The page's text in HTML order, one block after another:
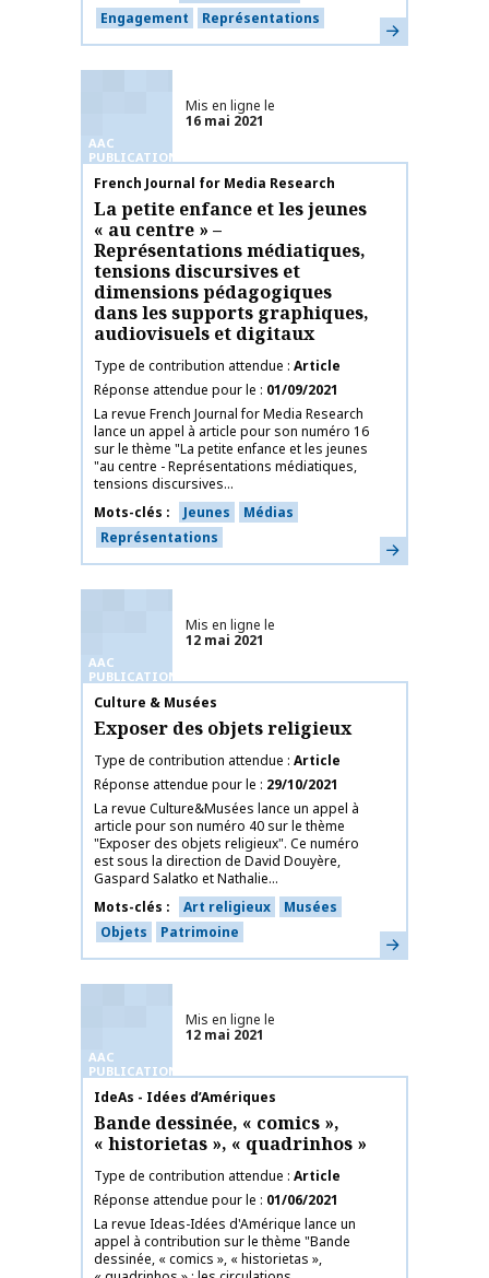
Engagement
Représentations En savoir plus
AAC
PUBLICATIONS
Mis en ligne le
16 mai 2021
Nom de la publication
French Journal for Media Research
La petite enfance et les jeunes
« au centre » –
Représentations médiatiques,
tensions discursives et
dimensions pédagogiques
dans les supports graphiques,
audiovisuels et digitaux
Type de contribution attendue Article
Réponse attendue pour le
01/09/2021
La revue French Journal for Media Research
lance un appel à article pour son numéro 16
sur le thème "La petite enfance et les jeunes
"au centre - Représentations médiatiques,
tensions discursives...
Mots-clés
Jeunes
Médias
Représentations
En savoir plus
AAC
PUBLICATIONS
Mis en ligne le
12 mai 2021
Nom de la publication
Culture & Musées
Exposer des objets religieux
Type de contribution attendue Article
Réponse attendue pour le
29/10/2021
La revue Culture&Musées lance un appel à
article pour son numéro 40 sur le thème
"Exposer des objets religieux". Ce numéro
est sous la direction de David Douyère,
Gaspard Salatko et Nathalie...
Mots-clés
Art religieux
Musées
Objets
Patrimoine En savoir plus
AAC
PUBLICATIONS
Mis en ligne le
12 mai 2021
Nom de la publication
IdeAs - Idées d’Amériques
Bande dessinée, « comics »,
« historietas », « quadrinhos »
Type de contribution attendue Article
Réponse attendue pour le
01/06/2021
La revue Ideas-Idées d'Amérique lance un
appel à contribution sur le thème "Bande
dessinée, « comics », « historietas »,